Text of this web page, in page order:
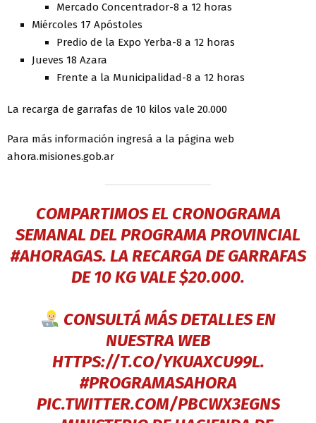
Mercado Concentrador-8 a 12 horas
Miércoles 17 Apóstoles
Predio de la Expo Yerba-8 a 12 horas
Jueves 18 Azara
Frente a la Municipalidad-8 a 12 horas
La recarga de garrafas de 10 kilos vale 20.000
Para más información ingresá a la página web
ahora.misiones.gob.ar
COMPARTIMOS EL CRONOGRAMA
SEMANAL DEL PROGRAMA PROVINCIAL
#AHORAGAS. LA RECARGA DE GARRAFAS
DE 10 KG VALE $20.000.
CONSULTÁ MÁS DETALLES EN
NUESTRA WEB
HTTPS://T.CO/YKUAXCU99L.
#PROGRAMASAHORA
PIC.TWITTER.COM/PBCWX3EGNS